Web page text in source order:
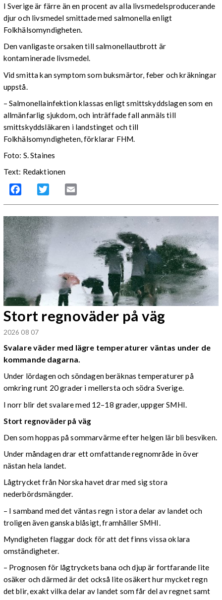
I Sverige är färre än en procent av alla livsmedelsproducerande
djur och livsmedel smittade med salmonella enligt
Folkhälsomyndigheten.
Den vanligaste orsaken till salmonellautbrott är
kontaminerade livsmedel.
Vid smitta kan symptom som buksmärtor, feber och kräkningar
uppstå.
– Salmonellainfektion klassas enligt smittskyddslagen som en
allmänfarlig sjukdom, och inträffade fall anmäls till
smittskyddsläkaren i landstinget och till
Folkhälsomyndigheten, förklarar FHM.
Foto: S. Staines
Text: Redaktionen
Facebook Twitter
Stort regnoväder på väg
2026 08 07
Svalare väder med lägre temperaturer väntas under de
kommande dagarna.
Under lördagen och söndagen beräknas temperaturer på
omkring runt 20 grader i mellersta och södra Sverige.
I norr blir det svalare med 12–18 grader, uppger SMHI.
Stort regnoväder på väg
Den som hoppas på sommarvärme efter helgen lär bli besviken.
Under måndagen drar ett omfattande regnområde in över
nästan hela landet.
Lågtrycket från Norska havet drar med sig stora
nederbördsmängder.
– I samband med det väntas regn i stora delar av landet och
troligen även ganska blåsigt, framhåller SMHI.
Myndigheten flaggar dock för att det finns vissa oklara
omständigheter.
– Prognosen för lågtryckets bana och djup är fortfarande lite
osäker och därmed är det också lite osäkert hur mycket regn
det blir, exakt vilka delar av landet som får del av regnet samt